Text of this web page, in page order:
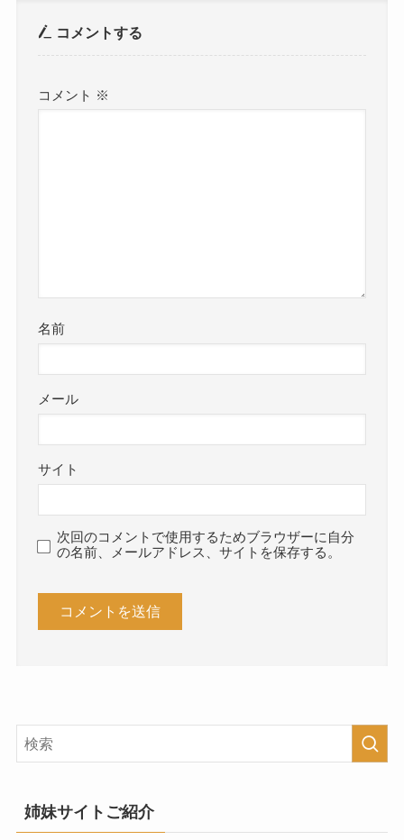
コメントする
コメント ※
名前
メール
サイト
次回のコメントで使用するためブラウザーに自分
の名前、メールアドレス、サイトを保存する。
姉妹サイトご紹介